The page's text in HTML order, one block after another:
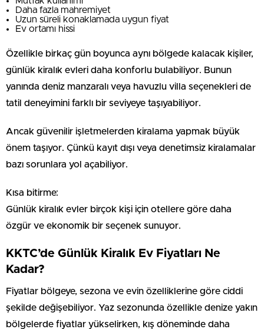
Daha fazla mahremiyet
Uzun süreli konaklamada uygun fiyat
Ev ortamı hissi
Özellikle birkaç gün boyunca aynı bölgede kalacak kişiler,
günlük kiralık evleri daha konforlu bulabiliyor. Bunun
yanında deniz manzaralı veya havuzlu villa seçenekleri de
tatil deneyimini farklı bir seviyeye taşıyabiliyor.
Ancak güvenilir işletmelerden kiralama yapmak büyük
önem taşıyor. Çünkü kayıt dışı veya denetimsiz kiralamalar
bazı sorunlara yol açabiliyor.
Kısa bitirme:
Günlük kiralık evler birçok kişi için otellere göre daha
özgür ve ekonomik bir seçenek sunuyor.
KKTC’de Günlük Kiralık Ev Fiyatları Ne
Kadar?
Fiyatlar bölgeye, sezona ve evin özelliklerine göre ciddi
şekilde değişebiliyor. Yaz sezonunda özellikle denize yakın
bölgelerde fiyatlar yükselirken, kış döneminde daha